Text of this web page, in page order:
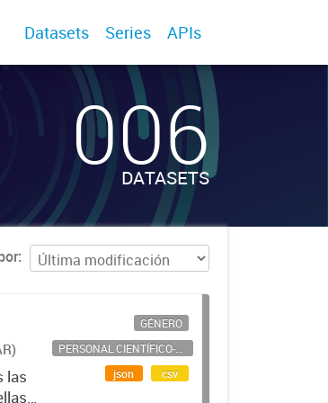
Datasets Series APIs
006
DATASETS
las
GÉNERO
PERSONAL CIENTÍFICO-TECNOLÓGICO
json
csv